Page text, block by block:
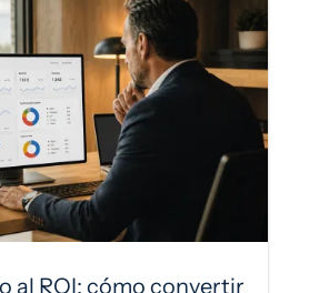
al ROI: cómo convertir